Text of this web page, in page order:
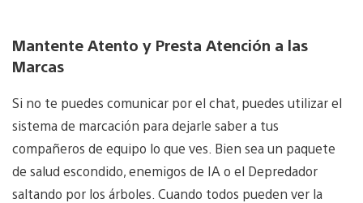
Mantente Atento y Presta Atención a las
Marcas
Si no te puedes comunicar por el chat, puedes utilizar el
sistema de marcación para dejarle saber a tus
compañeros de equipo lo que ves. Bien sea un paquete
de salud escondido, enemigos de IA o el Depredador
saltando por los árboles. Cuando todos pueden ver la